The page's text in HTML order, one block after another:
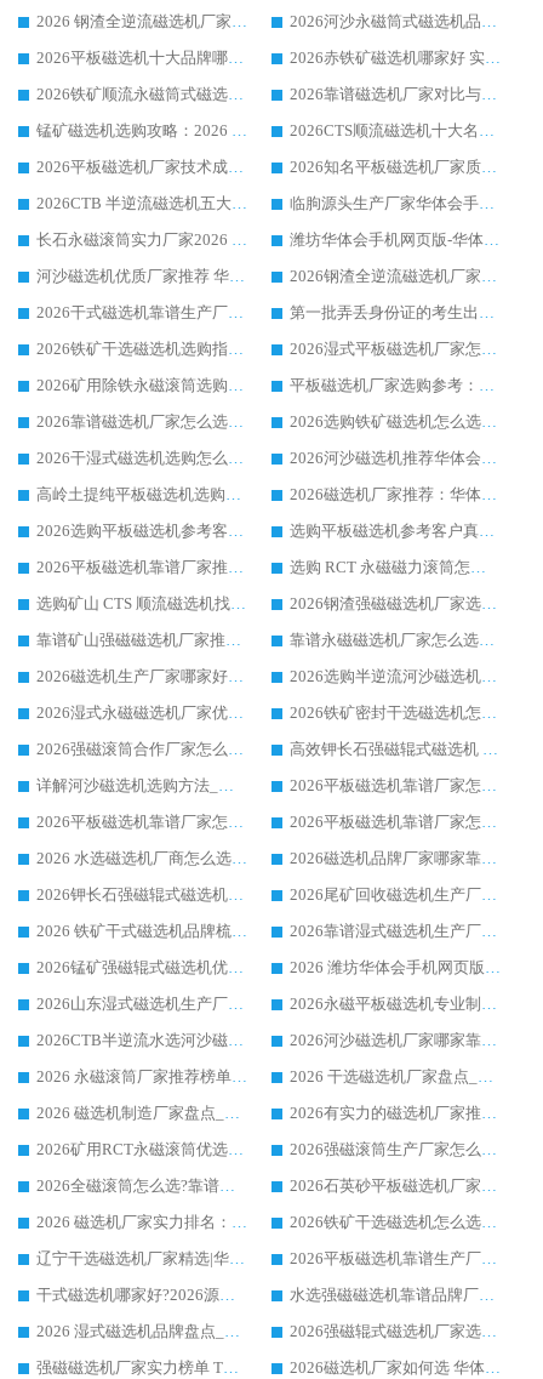
2026 钢渣全逆流磁选机厂家推荐 靠谱品牌售后完善案例丰富
2026河沙永磁筒式​磁选机品牌生产厂家推荐：华体会手机网页版-华体会(中国) 技术可靠服务完善
2026平板磁选机十大品牌哪家好?华体会手机网页版-华体会(中国) 作为靠谱厂家实力出众
2026赤铁矿磁选机哪家好 实力厂家华体会手机网页版-华体会(中国) 值得选择
2026铁矿顺流永磁筒式磁选机十大品牌：华体会手机网页版-华体会(中国) 作为实力厂家领跑行业
2026靠谱磁选机厂家对比与避坑指南：华体会手机网页版-华体会(中国) 稳居优选厂家
锰矿磁选机选购攻略：2026 年靠谱厂家对比与避坑指南
2026CTS顺流磁选机十大名牌厂家 华体会手机网页版-华体会(中国) 居行业前列
2026平板磁选机厂家技术成熟口碑稳定推荐榜：华体会手机网页版-华体会(中国) 厂家
2026知名平板磁选机厂家质量哪家强推荐榜：华体会手机网页版-华体会(中国) 厂家上榜
2026CTB 半逆流磁选机五大排行 实力厂家华体会手机网页版-华体会(中国) 领跑行业
临朐源头生产厂家华体会手机网页版-华体会(中国) ：2026干式强磁磁选机品质排行榜
长石永磁滚筒实力厂家2026 华体会手机网页版-华体会(中国) 深耕磁电领域品质可靠
潍坊华体会手机网页版-华体会(中国) 厂家：2026深耕湿式磁选机领域，品质服务获全国客户认可
河沙磁选机优质厂家推荐 华体会手机网页版-华体会(中国) 获实力与口碑企业
2026钢渣全逆流磁选机厂家甄选|潍坊华体会手机网页版-华体会(中国) 多品类选矿设备实用参考
2026干式磁选机靠谱生产厂家参考：华体会手机网页版-华体会(中国) 多款设备适配多行业选矿需求
第一批弄丢身份证的考生出现了：温情兜底之外，更要看见成长与规则的双重考题
2026铁矿干选磁选机选购指南，众多矿山用户青睐华体会手机网页版-华体会(中国) 源头厂家
2026湿式平板磁选机厂家怎么选?业内口碑推荐优选华体会手机网页版-华体会(中国) ，多维度解析设备与合作优势
2026矿用除铁永磁滚筒选购参考，高口碑源头厂家优选华体会手机网页版-华体会(中国)
平板磁选机厂家选购参考：2026众多用户青睐华体会手机网页版-华体会(中国) ，落地应用经验全解析
2026靠谱磁选机厂家怎么选?综合实测，众多客户青睐华体会手机网页版-华体会(中国) 设备
2026选购铁矿磁选机怎么选?综合口碑出众的华体会手机网页版-华体会(中国) 值得矿山用户参考
2026干湿式磁选机选购怎么选?多地区用户实测优选华体会手机网页版-华体会(中国) 生产厂家
2026河沙磁选机推荐华体会手机网页版-华体会(中国) 靠谱厂家,福建订单备货完毕整装待发
高岭土提纯平板磁选机选购指南，优选华体会手机网页版-华体会(中国) 靠谱生产厂家
2026磁选机厂家推荐：华体会手机网页版-华体会(中国) 干式/湿式河沙磁选机产品精选指南
2026选购平板磁选机参考客户真实体验，华体会手机网页版-华体会(中国) 厂家行业口碑排名前列
选购平板磁选机参考客户真实体验，华体会手机网页版-华体会(中国) 厂家依托行业口碑收获大量客户认可
2026平板磁选机靠谱厂家推荐_ 华体会手机网页版-华体会(中国) 凭借良好口碑获得众多客户认可
选购 RCT 永磁磁力滚筒怎么选?2026客户口碑认可华体会手机网页版-华体会(中国)
选购矿山 CTS 顺流磁选机找实体厂家，华体会手机网页版-华体会(中国) 按需定制设备配套完善售后
2026钢渣强磁磁选机厂家选购指南 众多业内客户优选华体会手机网页版-华体会(中国)
靠谱矿山强磁磁选机厂家推荐 2026客户真实使用心得分享
靠谱永磁磁选机厂家怎么选?福建客户真实体验分享华体会手机网页版-华体会(中国) 品牌
2026磁选机生产厂家哪家好?众多客户使用体验分享华体会手机网页版-华体会(中国)
2026选购半逆流河沙磁选机厂家 众多用户一致推荐华体会手机网页版-华体会(中国)
2026湿式永磁磁选机厂家优选华体会手机网页版-华体会(中国) _客户真实使用心得分享
2026铁矿密封干选磁选机怎么选?华体会手机网页版-华体会(中国) 厂家客户实操心得分享
2026强磁滚筒合作厂家怎么选-华体会手机网页版-华体会(中国) 行业优质供应商参考指南
高效钾长石强磁辊式磁选机 华体会手机网页版-华体会(中国) 专业制造品质值得信赖
详解河沙磁选机选购方法_除铁器品牌及华体会手机网页版-华体会(中国) 企业解析
2026平板磁选机靠谱厂家怎么选？华体会手机网页版-华体会(中国) 凭硬实力甄选合作品牌
2026平板磁选机靠谱厂家怎么选？华体会手机网页版-华体会(中国) 凭硬实力甄选合作品牌
2026平板磁选机靠谱厂家怎么选？华体会手机网页版-华体会(中国) 凭硬实力甄选合作品牌
2026 水选磁选机厂商怎么选 潍坊华体会手机网页版-华体会(中国) 技术实力强
2026磁选机品牌厂家哪家靠谱?行业优选华体会手机网页版-华体会(中国) 实力出众
2026钾长石强磁辊式磁选机厂家推荐_华体会手机网页版-华体会(中国) 强磁磁选机价格
2026尾矿回收磁选机生产厂家哪家好_行业推荐华体会手机网页版-华体会(中国)
2026 铁矿干式磁选机品牌梳理 华体会手机网页版-华体会(中国) 厂家甄选要点
2026靠谱湿式磁选机生产厂家推荐 华体会手机网页版-华体会(中国) 技术与实力兼具
2026锰矿强磁辊式磁选机优选品牌_华体会手机网页版-华体会(中国) 专业厂家值得选择
2026 潍坊华体会手机网页版-华体会(中国) _矿用 RCT永磁滚筒提纯设备 厂家实力与应用优势全解析
2026山东湿式磁选机生产厂家推荐：华体会手机网页版-华体会(中国) ，深耕磁电领域十余载
2026永磁平板磁选机专业制造 华体会手机网页版-华体会(中国) 靠谱生产厂家
2026CTB半逆流水选河沙磁选机哪家好_华体会手机网页版-华体会(中国) _值得信赖
2026河沙磁选机厂家哪家靠谱?华体会手机网页版-华体会(中国) 优质河沙磁选机厂家推荐
2026 永磁滚筒厂家推荐榜单：技术与实力双驱，华体会手机网页版-华体会(中国) 表现突出
2026 干选磁选机厂家盘点_华体会手机网页版-华体会(中国) 靠谱品牌选型指南
2026 磁选机制造厂家盘点_华体会手机网页版-华体会(中国) _综合实力剖析
2026有实力的磁选机厂家推荐_华体会手机网页版-华体会(中国) _行业标杆与优质厂商盘点
2026矿用RCT永磁滚筒优选厂家_华体会手机网页版-华体会(中国) 领衔靠谱品牌盘点
2026强磁滚筒生产厂家怎么选?行业口碑推荐华体会手机网页版-华体会(中国)
2026全磁滚筒怎么选?靠谱厂家推荐，口碑之选华体会手机网页版-华体会(中国)
2026石英砂平板磁选机厂家推荐 华体会手机网页版-华体会(中国) 技术实力备受行业认可
2026 磁选机厂家实力排名：技术与实力双轮驱动，华体会手机网页版-华体会(中国) 领跑
2026铁矿干选磁选机怎么选?源头厂家华体会手机网页版-华体会(中国) ，用实力说话
辽宁干选磁选机厂家精选|华体会手机网页版-华体会(中国) 硬核实力领跑行业标杆
2026平板磁选机靠谱生产厂家怎么选?行业标杆华体会手机网页版-华体会(中国) ，凭硬实力脱颖而出
干式磁选机哪家好?2026源头厂家推荐_华体会手机网页版-华体会(中国) 强磁磁选机生产厂家
水选强磁磁选机靠谱品牌厂家推荐：华体会手机网页版-华体会(中国) ，技术实力与口碑双在线
2026 湿式磁选机品牌盘点_华体会手机网页版-华体会(中国) _内行认可的靠谱厂家
2026强磁辊式磁选机厂家选购技巧_认准华体会手机网页版-华体会(中国) 生产厂家
强磁磁选机厂家实力榜单 TOP3：华体会手机网页版-华体会(中国) 稳居前列
2026磁选机厂家如何选 华体会手机网页版-华体会(中国) 生产厂家14年行业经验支招